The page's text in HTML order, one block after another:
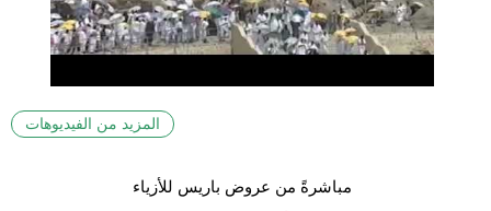
المزيد من الفيديوهات
مباشرةً من عروض باريس للأزياء